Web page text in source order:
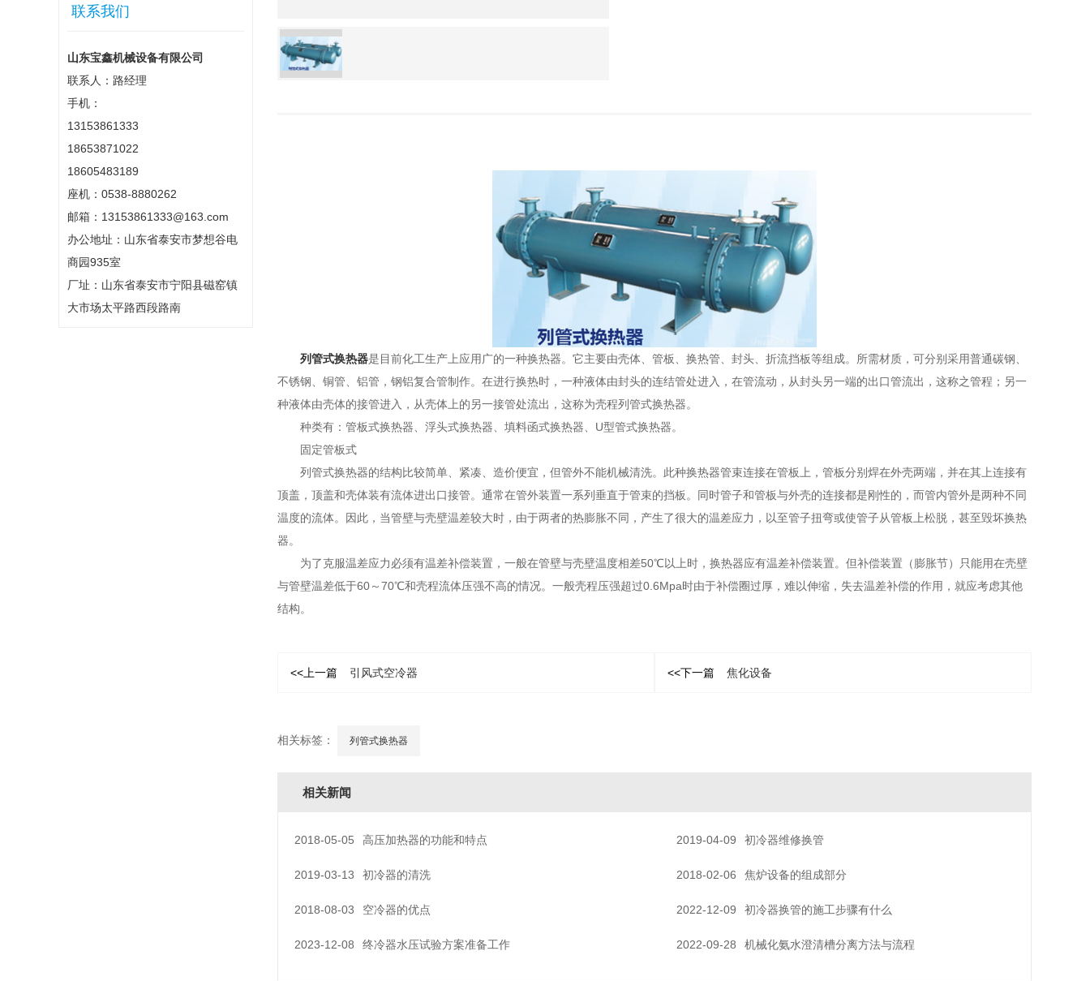
联系我们
山东宝鑫机械设备有限公司
联系人：路经理
手机：
13153861333
18653871022
18605483189
座机：0538-8880262
邮箱：13153861333@163.com
办公地址：山东省泰安市梦想谷电
商园935室
厂址：山东省泰安市宁阳县磁窑镇
大市场太平路西段路南
列管式换热器是目前化工生产上应用广的一种换热器。它主要由壳体、管板、换热管、封头、折流挡板等组成。所需材质，可分别采用普通碳钢、
不锈钢、铜管、铝管，钢铝复合管制作。在进行换热时，一种液体由封头的连结管处进入，在管流动，从封头另一端的出口管流出，这称之管程；另一
种液体由壳体的接管进入，从壳体上的另一接管处流出，这称为壳程列管式换热器。
种类有：管板式换热器、浮头式换热器、填料函式换热器、U型管式换热器。
固定管板式
列管式换热器的结构比较简单、紧凑、造价便宜，但管外不能机械清洗。此种换热器管束连接在管板上，管板分别焊在外壳两端，并在其上连接有
顶盖，顶盖和壳体装有流体进出口接管。通常在管外装置一系列垂直于管束的挡板。同时管子和管板与外壳的连接都是刚性的，而管内管外是两种不同
温度的流体。因此，当管壁与壳壁温差较大时，由于两者的热膨胀不同，产生了很大的温差应力，以至管子扭弯或使管子从管板上松脱，甚至毁坏换热
器。
为了克服温差应力必须有温差补偿装置，一般在管壁与壳壁温度相差50℃以上时，换热器应有温差补偿装置。但补偿装置（膨胀节）只能用在壳壁
与管壁温差低于60～70℃和壳程流体压强不高的情况。一般壳程压强超过0.6Mpa时由于补偿圈过厚，难以伸缩，失去温差补偿的作用，就应考虑其他
结构。
<<上一篇 引风式空冷器 <<下一篇 焦化设备
相关标签： 列管式换热器
相关新闻
2018-05-05 高压加热器的功能和特点 2019-04-09 初冷器维修换管
2019-03-13 初冷器的清洗 2018-02-06 焦炉设备的组成部分
2018-08-03 空冷器的优点 2022-12-09 初冷器换管的施工步骤有什么
2023-12-08 终冷器水压试验方案准备工作 2022-09-28 机械化氨水澄清槽分离方法与流程